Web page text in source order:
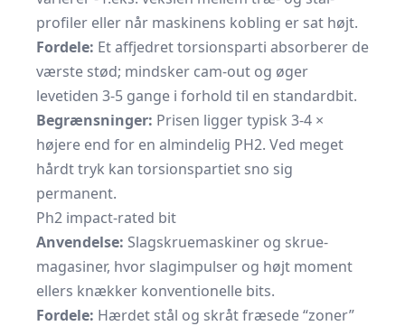
profiler eller når maskinens kobling er sat højt.
Fordele: Et affjedret torsions­parti absorberer de
værste stød; mindsker cam-out og øger
levetiden 3-5 gange i forhold til en standardbit.
Begrænsninger: Prisen ligger typisk 3-4 ×
højere end for en almindelig PH2. Ved meget
hårdt tryk kan torsions­partiet sno sig
permanent.
Ph2 impact-rated bit
Anvendelse: Slagskruemaskiner og skrue­
magasiner, hvor slagimpulser og højt moment
ellers knækker konventionelle bits.
Fordele: Hærdet stål og skråt fræsede “zoner”